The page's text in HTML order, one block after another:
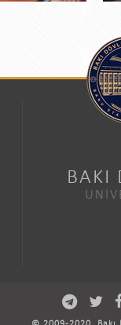
BAKI